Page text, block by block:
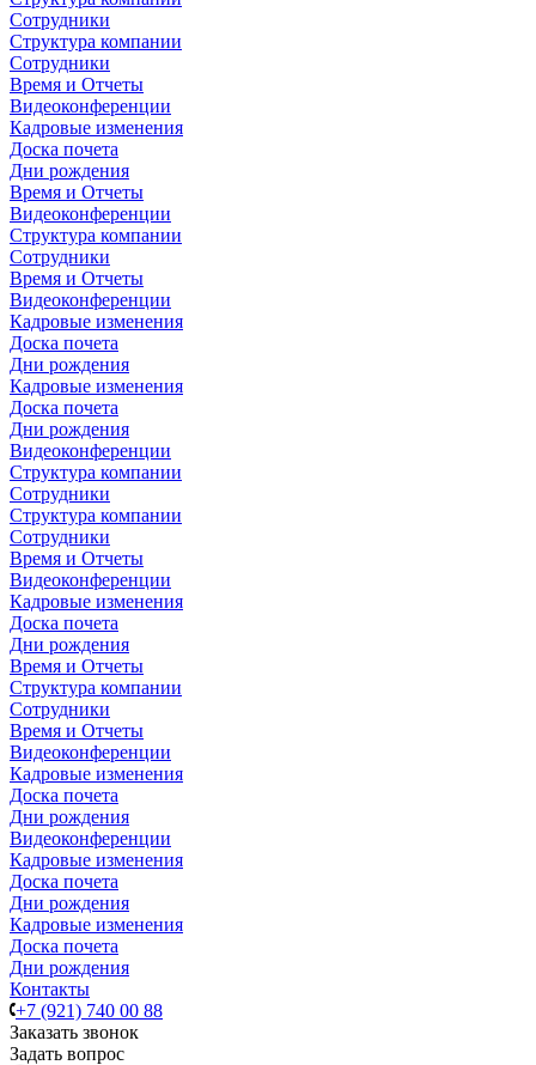
Сотрудники
Структура компании
Сотрудники
Время и Отчеты
Видеоконференции
Кадровые изменения
Доска почета
Дни рождения
Время и Отчеты
Видеоконференции
Структура компании
Сотрудники
Время и Отчеты
Видеоконференции
Кадровые изменения
Доска почета
Дни рождения
Кадровые изменения
Доска почета
Дни рождения
Видеоконференции
Структура компании
Сотрудники
Структура компании
Сотрудники
Время и Отчеты
Видеоконференции
Кадровые изменения
Доска почета
Дни рождения
Время и Отчеты
Структура компании
Сотрудники
Время и Отчеты
Видеоконференции
Кадровые изменения
Доска почета
Дни рождения
Видеоконференции
Кадровые изменения
Доска почета
Дни рождения
Кадровые изменения
Доска почета
Дни рождения
Контакты
+7 (921) 740 00 88
Заказать звонок
Задать вопрос